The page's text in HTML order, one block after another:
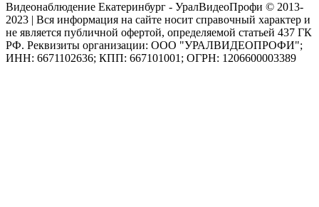
Видеонаблюдение Екатеринбург - УралВидеоПрофи © 2013-
2023 | Вся информация на сайте носит справочный характер и
не является публичной офертой, определяемой статьей 437 ГК
РФ. Реквизиты организации: ООО "УРАЛВИДЕОПРОФИ";
ИНН: 6671102636; КПП: 667101001; ОГРН: 1206600003389